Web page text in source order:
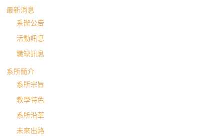
最新消息
系辦公告
活動訊息
職缺訊息
系所簡介
系所宗旨
教學特色
系所沿革
未來出路